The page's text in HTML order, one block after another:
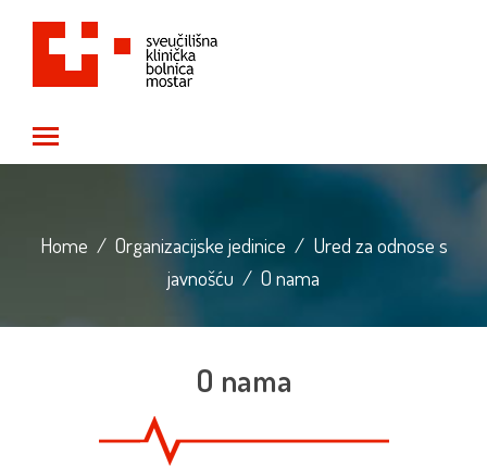
Home / Organizacijske jedinice / Ured za odnose s
javnošću / O nama
O nama